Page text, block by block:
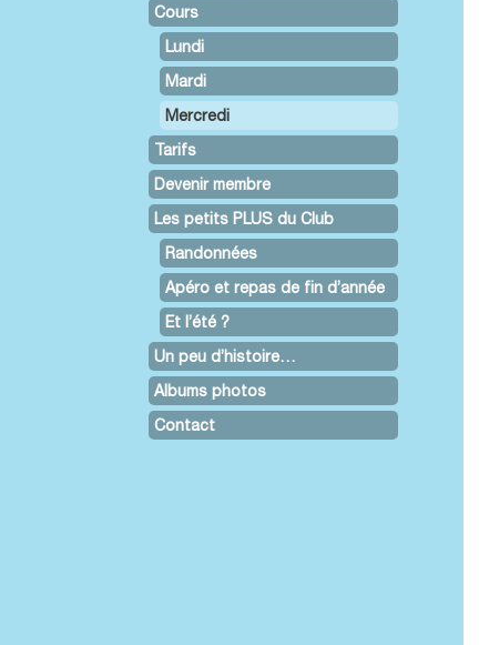
Cours
Lundi
Mardi
Mercredi
Tarifs
Devenir membre
Les petits PLUS du Club
Randonnées
Apéro et repas de fin d’année
Et l’été ?
Un peu d’histoire…
Albums photos
Contact